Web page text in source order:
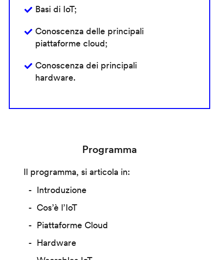
Basi di IoT;
Conoscenza delle principali
piattaforme cloud;
Conoscenza dei principali
hardware.
Programma
Il programma, si articola in:
Introduzione
Cos’è l’IoT
Piattaforme Cloud
Hardware